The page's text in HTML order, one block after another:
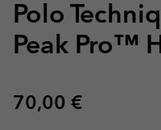
Polo
Peak Pro™
Regular price:
70,00 €